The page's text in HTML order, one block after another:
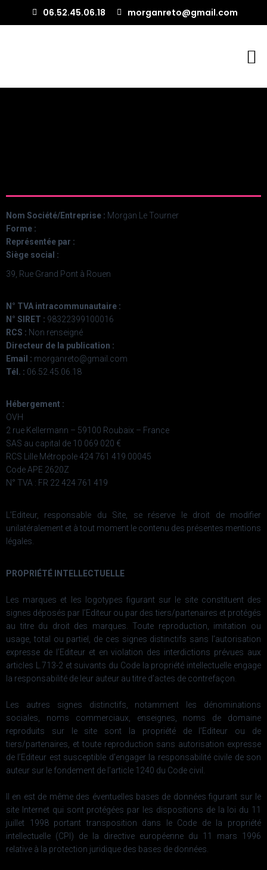
06.52.45.06.18 morganreto@gmail.com
Nom Société/Entreprise : Morgan Le Tourner
Forme :
Représentée par :
Siège social :
39, Rue Grand Pont à Rouen
N° TVA intracommunautaire :
N° SIRET : 98322399100016
RCS : Non renseigné
Directeur de la publication :
Email : morganreto@gmail.com
Tél. : 06.52.45.06.18
Hébergement :
OVH
2 rue Kellermann – 59100 Roubaix – France
SAS au capital de 10 069 020 €
RCS Lille Métropole 424 761 419 00045
Code APE 2620Z
N° TVA : FR 22 424 761 419
L’Editeur, responsable du Site, se réserve le droit de modifier
unilatéralement et à tout moment le contenu des présentes mentions
légales.
PROPRIÉTÉ INTELLECTUELLE
Les marques et les logotypes figurant sur le site constituent des
signes déposés par l’Editeur ou par des tiers/partenaires et protégés
au titre du droit des marques. Toute reproduction, imitation ou
usage, total ou partiel, de ces signes distinctifs sans l’autorisation
expresse de l’Editeur et en violation des interdictions prévues aux
articles L.713-2 et suivants du Code la propriété intellectuelle engage
la responsabilité de leur auteur au titre d’actes de contrefaçon.
Les autres signes distinctifs, notamment les dénominations
sociales, noms commerciaux, enseignes, noms de domaine
reproduits sur le site sont la propriété de l’Editeur ou de
tiers/partenaires, et toute reproduction sans autorisation expresse
de l’Editeur est susceptible d’engager la responsabilité civile de son
auteur sur le fondement de l’article 1240 du Code civil.
Il en est de même des éventuelles bases de données figurant sur le
site Internet qui sont protégées par les dispositions de la loi du 11
juillet 1998 portant transposition dans le Code de la propriété
intellectuelle (CPI) de la directive européenne du 11 mars 1996
relative à la protection juridique des bases de données.